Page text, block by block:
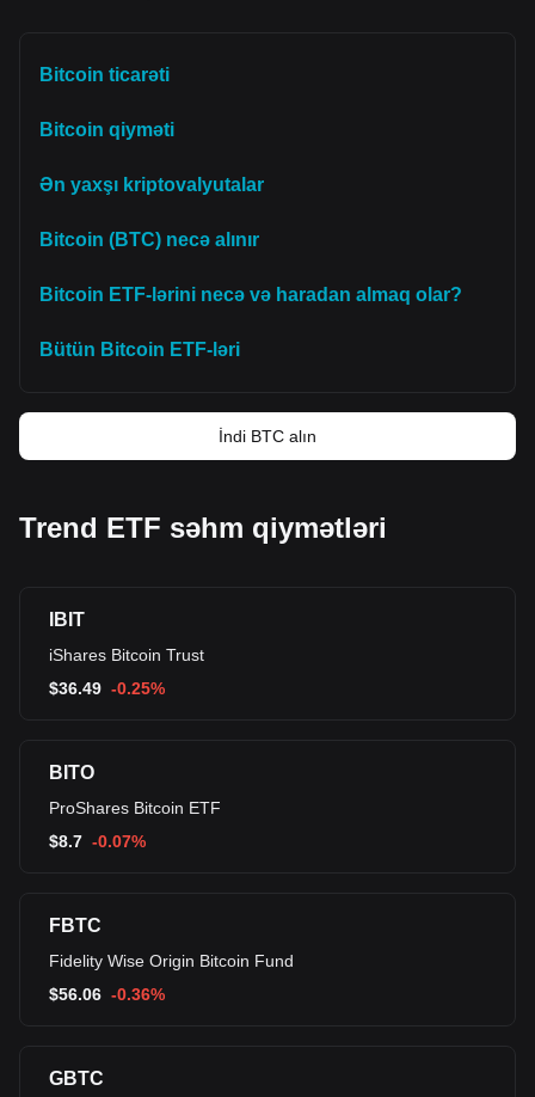
Bitcoin ticarəti
Bitcoin qiyməti
Ən yaxşı kriptovalyutalar
Bitcoin (BTC) necə alınır
Bitcoin ETF-lərini necə və haradan almaq olar?
Bütün Bitcoin ETF-ləri
İndi BTC alın
Trend ETF səhm qiymətləri
IBIT
iShares Bitcoin Trust
$36.49 -0.25%
BITO
ProShares Bitcoin ETF
$8.7 -0.07%
FBTC
Fidelity Wise Origin Bitcoin Fund
$56.06 -0.36%
GBTC